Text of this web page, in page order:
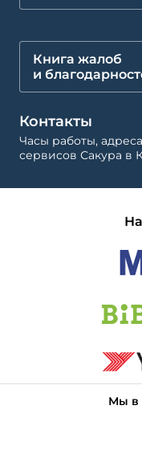
Книга жалоб
и
Контакты
Часы работы,
сервисов Сакура в
Мы в